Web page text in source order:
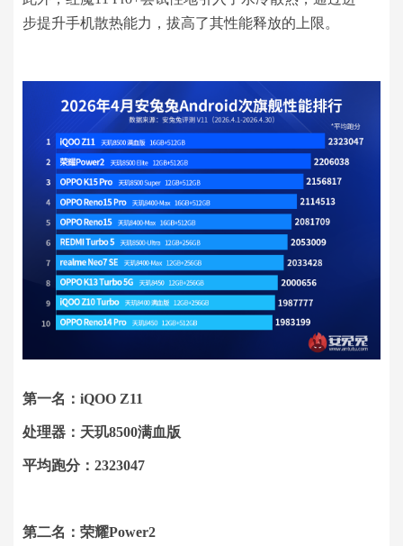
步提升手机散热能力，拔高了其性能释放的上限。
第一名：iQOO Z11
处理器：天玑8500满血版
平均跑分：2323047
第二名：荣耀Power2